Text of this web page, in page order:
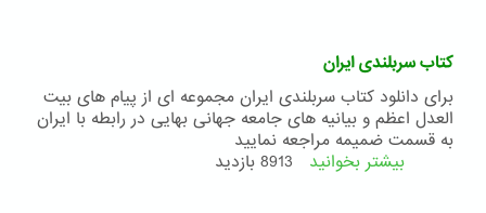
بیت
‌العدل
اعظم
خطاب
کتاب سربلندی ایران
برای دانلود کتاب سربلندی ایران مجموعه ای از پیام های بیت
العدل اعظم و بیانیه های جامعه جهانی بهایی در رابطه با ایران
به قسمت ضمیمه مراجعه نمایید
بیشتر بخوانید درباره
8913 بازدید